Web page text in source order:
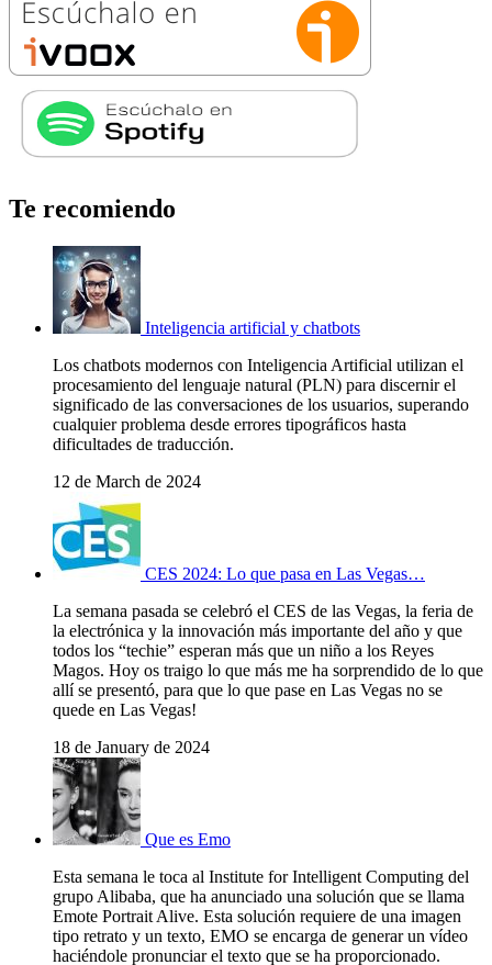
Te recomiendo
Inteligencia artificial y chatbots
Los chatbots modernos con Inteligencia Artificial utilizan el
procesamiento del lenguaje natural (PLN) para discernir el
significado de las conversaciones de los usuarios, superando
cualquier problema desde errores tipográficos hasta
dificultades de traducción.
12 de March de 2024
CES 2024: Lo que pasa en Las Vegas…
La semana pasada se celebró el CES de las Vegas, la feria de
la electrónica y la innovación más importante del año y que
todos los “techie” esperan más que un niño a los Reyes
Magos. Hoy os traigo lo que más me ha sorprendido de lo que
allí se presentó, para que lo que pase en Las Vegas no se
quede en Las Vegas!
18 de January de 2024
Que es Emo
Esta semana le toca al Institute for Intelligent Computing del
grupo Alibaba, que ha anunciado una solución que se llama
Emote Portrait Alive. Esta solución requiere de una imagen
tipo retrato y un texto, EMO se encarga de generar un vídeo
haciéndole pronunciar el texto que se ha proporcionado.